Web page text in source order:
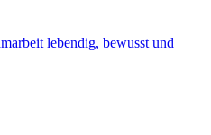
lebendig, bewusst und